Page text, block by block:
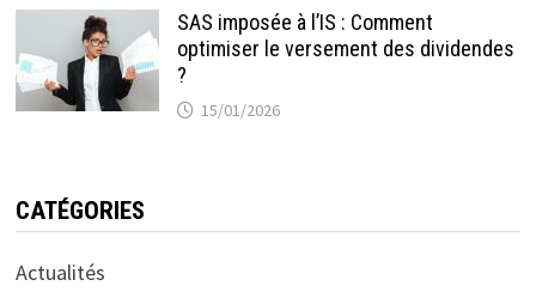
SAS imposée à l’IS : Comment
optimiser le versement des dividendes
?
15/01/2026
CATÉGORIES
Actualités